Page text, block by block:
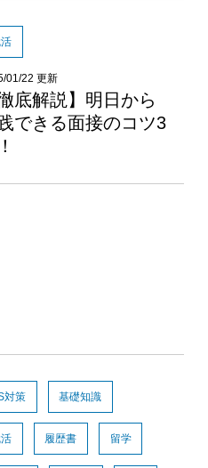
01/22 更新
徹底解説】明日から
できる面接のコツ3
対策 基礎知識
履歴書 留学